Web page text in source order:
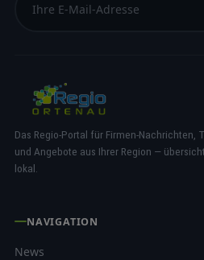
Das Regio-Portal für Firmen-Nachrichten,
und Angebote aus Ihrer Region —
lokal.
NAVIGATION
News